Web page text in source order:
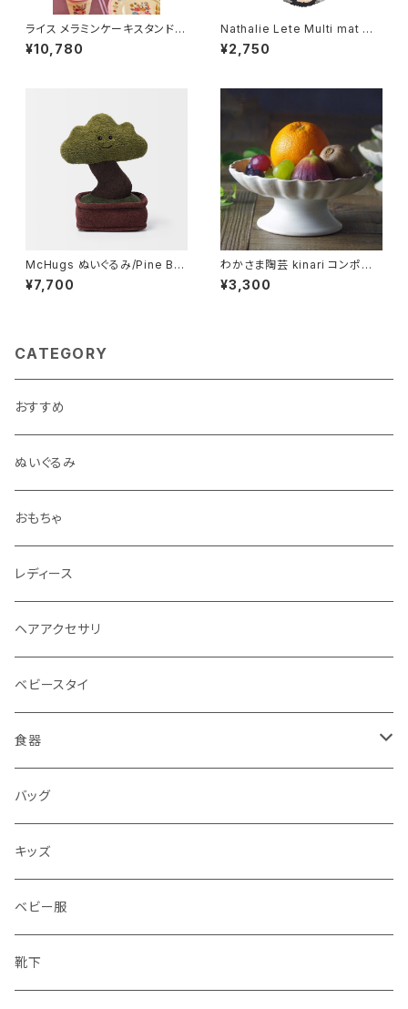
ライス メラミンケーキスタンド
ナタリーレテ ピンク
¥10,780
Nathalie Lete Multi mat M
REGLISSE
¥2,750
McHugs ぬいぐるみ/Pine Bo
nsai
¥7,700
わかさま陶芸 kinari コンポート
皿L 一番大きいサイズ
¥3,300
CATEGORY
おすすめ
ぬいぐるみ
おもちゃ
レディース
ヘアアクセサリ
ベビースタイ
食器
水筒
水筒
バッグ
キッズ
ベビー服
靴下